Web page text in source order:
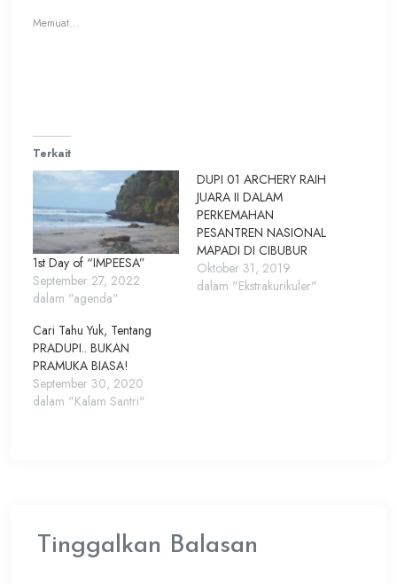
baru)
Memuat...
Terkait
1st Day of “IMPEESA”
September 27, 2022
dalam "agenda"
DUPI 01 ARCHERY RAIH
JUARA II DALAM
PERKEMAHAN
PESANTREN NASIONAL
MAPADI DI CIBUBUR
Oktober 31, 2019
dalam "Ekstrakurikuler"
Cari Tahu Yuk, Tentang
PRADUPI.. BUKAN
PRAMUKA BIASA!
September 30, 2020
dalam "Kalam Santri"
Tinggalkan Balasan